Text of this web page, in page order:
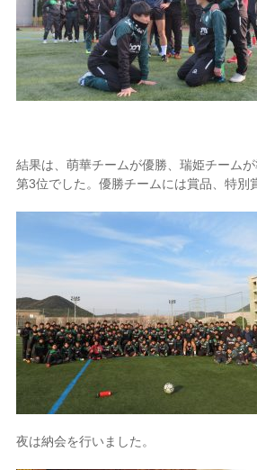
結果は、萌華チームが優勝、瑞姫チーム
第3位でした。優勝チームには賞品、特別
夜は納会を行いました。